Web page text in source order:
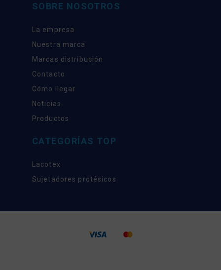
SOBRE NOSOTROS
La empresa
Nuestra marca
Marcas distribución
Contacto
Cómo llegar
Noticias
Productos
CATEGORÍAS TOP
Lacotex
Sujetadores protésicos